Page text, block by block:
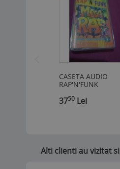
CASETA AUDIO
RAP'N'FUNK
3750 Lei
Alti clienti au vizitat si